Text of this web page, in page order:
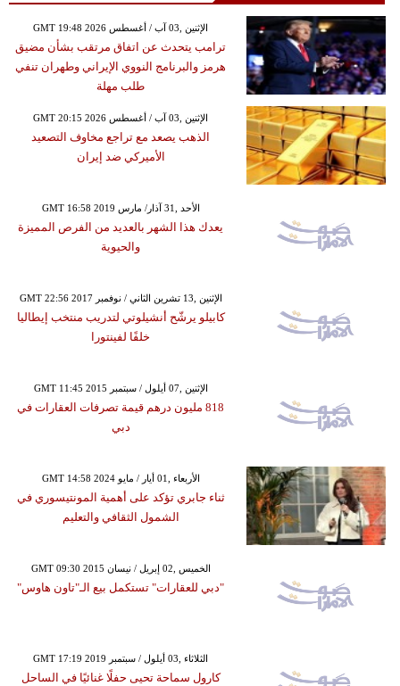
GMT 19:48 2026 الإثنين ,03 آب / أغسطس
ترامب يتحدث عن اتفاق مرتقب بشأن مضيق
هرمز والبرنامج النووي الإيراني وطهران تنفي
طلب مهلة
GMT 20:15 2026 الإثنين ,03 آب / أغسطس
الذهب يصعد مع تراجع مخاوف التصعيد
الأميركي ضد إيران
GMT 16:58 2019 الأحد ,31 آذار/ مارس
يعدك هذا الشهر بالعديد من الفرص المميزة
والحيوية
GMT 22:56 2017 الإثنين ,13 تشرين الثاني / نوفمبر
كابيلو يرشّح أنشيلوتي لتدريب منتخب إيطاليا
خلفًا لفينتورا
GMT 11:45 2015 الإثنين ,07 أيلول / سبتمبر
818 مليون درهم قيمة تصرفات العقارات في
دبي
GMT 14:58 2024 الأربعاء ,01 أيار / مايو
ثناء جابري تؤكد على أهمية المونتيسوري في
الشمول الثقافي والتعليم
GMT 09:30 2015 الخميس ,02 إبريل / نيسان
"دبي للعقارات" تستكمل بيع الـ"تاون هاوس"
GMT 17:19 2019 الثلاثاء ,03 أيلول / سبتمبر
كارول سماحة تحيى حفلًا غنائيًا في الساحل